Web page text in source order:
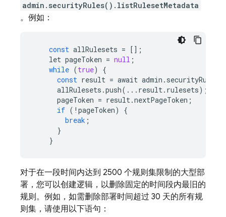
admin.securityRules().listRulesetMetadata
。例如：
const allRulesets = [];
let pageToken = null ;
while (true)
{
const result = await admin . securityRules
allRulesets .push( ... result. rulesets);
pageToken = result.nextPageToken ;
if ( ! pageToken)
{
break ;
}
}
对于在一段时间内达到 2500 个规则集限制的大型部
署，您可以创建逻辑，以删除固定的时间段内最旧的
规则。例如，如需删除部署时间超过 30 天的所有规
则集，请使用以下语句：